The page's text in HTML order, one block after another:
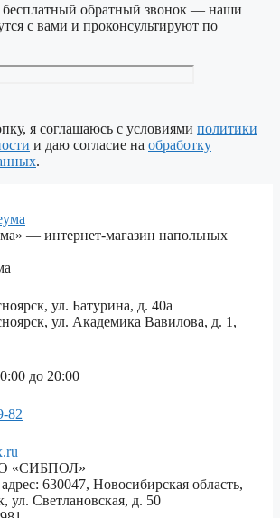
бесплатный обратный звонок — наши
с вами и проконсультируют по
я соглашаюсь с условиями политики
и даю согласие на обработку
.
— интернет-магазин напольных
ул. Батурина, д. 40а
ул. Академика Вавилова, д. 1,
до 20:00
82
«СИБПОЛ»
630047, Новосибирская область,
ул. Светлановская, д. 50